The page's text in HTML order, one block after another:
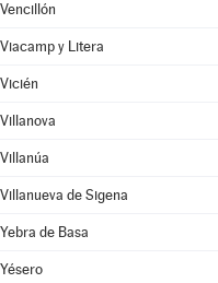
Vencillón
Viacamp y Litera
Vicién
Villanova
Villanúa
Villanueva de Sigena
Yebra de Basa
Yésero